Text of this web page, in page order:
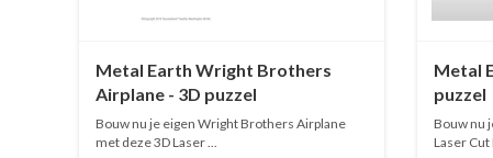
Metal Earth Wright Brothers
Airplane - 3D puzzel
Bouw nu je eigen Wright Brothers Airplane
met deze 3D Laser ...
Metal
puzzel
Bouw nu
Laser Cut